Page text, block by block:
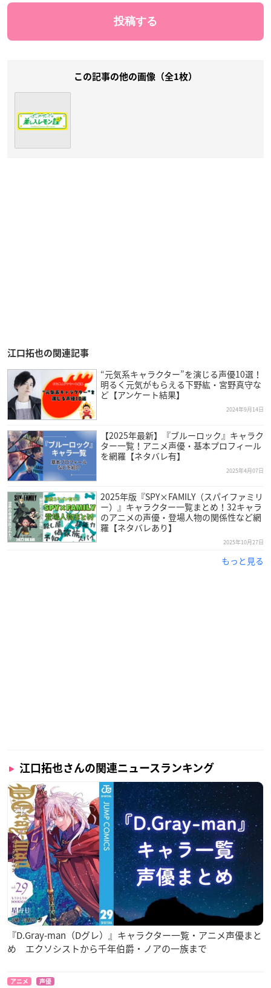
この記事の他の画像（全1枚）
江口拓也の関連記事
“元気系キャラクター”を演じる声優10選！
明るく元気がもらえる下野紘・宮野真守な
ど【アンケート結果】
2024年9月14日
【2025年最新】『ブルーロック』キャラク
ター一覧！アニメ声優・基本プロフィール
を網羅【ネタバレ有】
2025年4月07日
2025年版『SPY×FAMILY（スパイファミリ
ー）』キャラクター一覧まとめ！32キャラ
のアニメの声優・登場人物の関係性など網
羅【ネタバレあり】
2025年10月27日
もっと見る
江口拓也さんの関連ニュースランキング
『D.Gray-man（Dグレ）』キャラクター一覧・アニメ声優まと
め エクソシストから千年伯爵・ノアの一族まで
アニメ 声優